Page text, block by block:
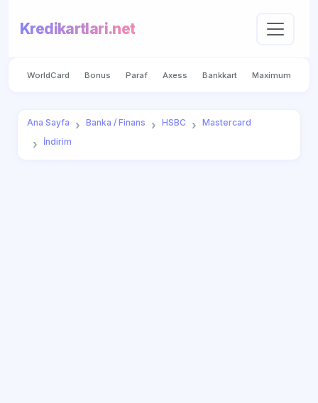
Kredikartlari.net
WorldCard Bonus Paraf Axess Bankkart Maximum
Ana Sayfa Banka / Finans HSBC
Mastercard
İndirim